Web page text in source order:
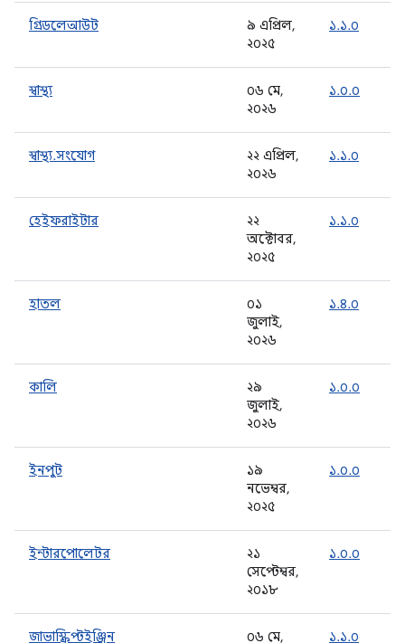
গ্রিডলেআউট
৯ এপ্রিল,
২০২৫
১.১.০
স্বাস্থ্য
০৬ মে,
২০২৬
১.০.০
স্বাস্থ্য.সংযোগ
২২ এপ্রিল,
২০২৬
১.১.০
হেইফরাইটার
২২
অক্টোবর,
২০২৫
১.১.০
হাতল
০১
জুলাই,
২০২৬
১.৪.০
কালি
২৯
জুলাই,
২০২৬
১.০.০
ইনপুট
১৯
নভেম্বর,
২০২৫
১.০.০
ইন্টারপোলেটর
২১
সেপ্টেম্বর,
২০১৮
১.০.০
জাভাস্ক্রিপ্টইঞ্জিন
০৬ মে,
১.১.০